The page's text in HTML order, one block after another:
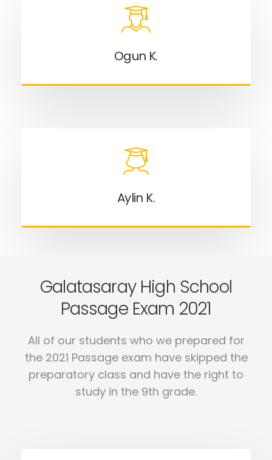
Ogun K.
Aylin K.
Galatasaray High School
Passage Exam 2021
All of our students who we prepared for
the 2021 Passage exam have skipped the
preparatory class and have the right to
study in the 9th grade.